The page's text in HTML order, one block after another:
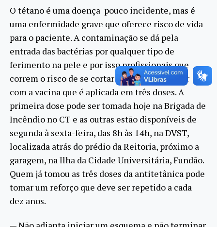
O tétano é uma doença pouco incidente, mas é
uma enfermidade grave que oferece risco de vida
para o paciente. A contaminação se dá pela
entrada das bactérias por qualquer tipo de
ferimento na pele e por isso profissionais que
correm o risco de se cortar devem se prevenir
com a vacina que é aplicada em três doses. A
primeira dose pode ser tomada hoje na Brigada de
Incêndio no CT e as outras estão disponíveis de
segunda à sexta-feira, das 8h às 14h, na DVST,
localizada atrás do prédio da Reitoria, próximo a
garagem, na Ilha da Cidade Universitária, Fundão.
Quem já tomou as três doses da antitetânica pode
tomar um reforço que deve ser repetido a cada
dez anos.